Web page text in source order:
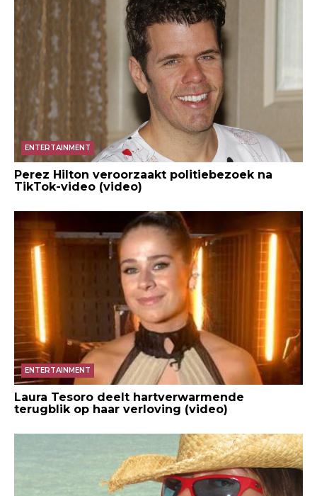
ENTERTAINMENT
Perez Hilton veroorzaakt politiebezoek na
TikTok-video (video)
ENTERTAINMENT
Laura Tesoro deelt hartverwarmende
terugblik op haar verloving (video)